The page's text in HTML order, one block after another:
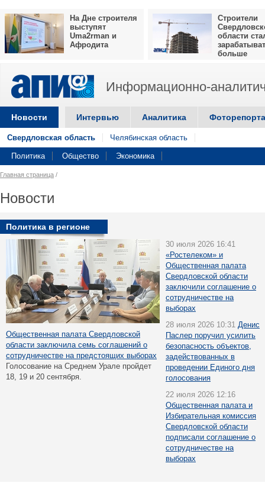
На Дне строителя
выступят
Uma2rman и
Афродита
Строители
области
больше
Информационно-
Новости Интервью Аналитика
Свердловская область Челябинская область
Политика Общество Экономика
Главная страница /
Новости
Политика в регионе
Общественная палата Свердловской
области заключила семь соглашений о
сотрудничестве на предстоящих выборах
Голосование на Среднем Урале пройдет
18, 19 и 20 сентября.
30 июля 2026 16:41
«Ростелеком» и
Общественная палата
Свердловской области
заключили соглашение о
сотрудничестве на
выборах
28 июля 2026 10:31 Денис
Паслер поручил усилить
безопасность объектов,
задействованных в
проведении Единого дня
голосования
22 июля 2026 12:16
Общественная палата и
Избирательная комиссия
Свердловской области
подписали соглашение о
сотрудничестве на
выборах